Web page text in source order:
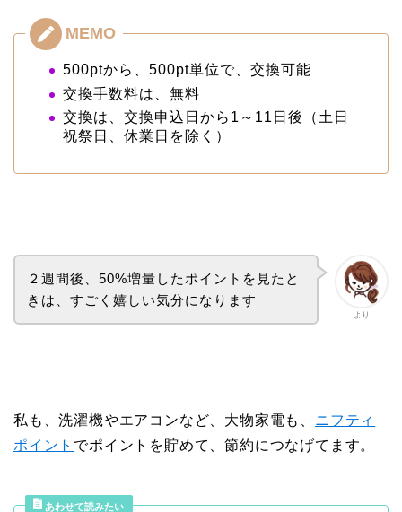
500ptから、500pt単位で、交換可能
交換手数料は、無料
交換は、交換申込日から1～11日後（土日
祝祭日、休業日を除く）
より
２週間後、50%増量したポイントを見たと
きは、すごく嬉しい気分になります
私も、洗濯機やエアコンなど、大物家電も、 ニフティ
ポイント でポイントを貯めて、節約につなげてます。